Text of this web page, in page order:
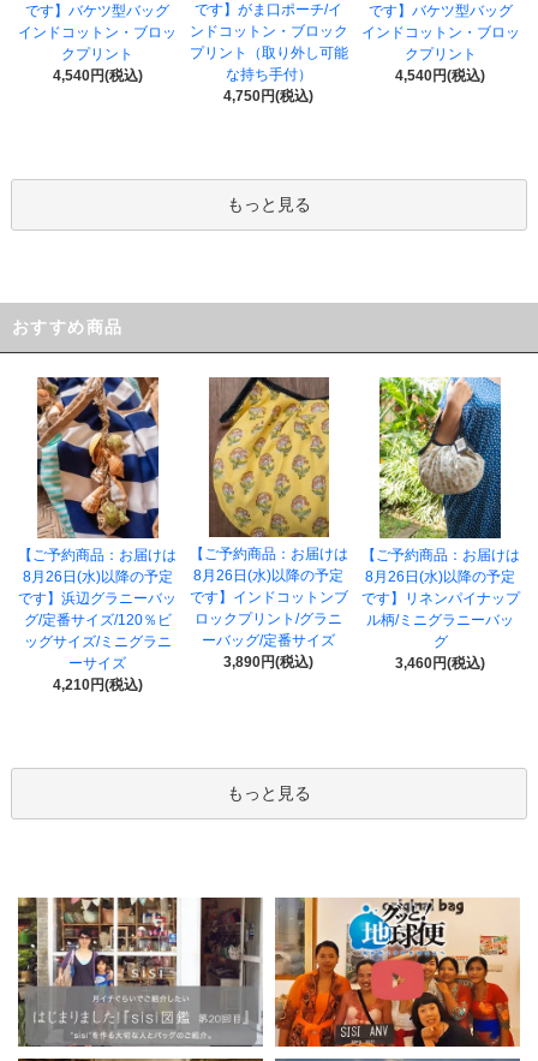
です】バケツ型バッグ
インドコットン・ブロッ
クプリント
4,540円(税込)
です】がま口ポーチ/イ
ンドコットン・ブロック
プリント（取り外し可能
な持ち手付）
4,750円(税込)
です】バケツ型バッグ
インドコットン・ブロッ
クプリント
4,540円(税込)
もっと見る
おすすめ商品
【ご予約商品：お届けは
8月26日(水)以降の予定
です】浜辺グラニーバッ
グ/定番サイズ/120％ビ
ッグサイズ/ミニグラニ
ーサイズ
4,210円(税込)
【ご予約商品：お届けは
8月26日(水)以降の予定
です】インドコットンブ
ロックプリント/グラニ
ーバッグ/定番サイズ
3,890円(税込)
【ご予約商品：お届けは
8月26日(水)以降の予定
です】リネンパイナップ
ル柄/ミニグラニーバッ
グ
3,460円(税込)
もっと見る